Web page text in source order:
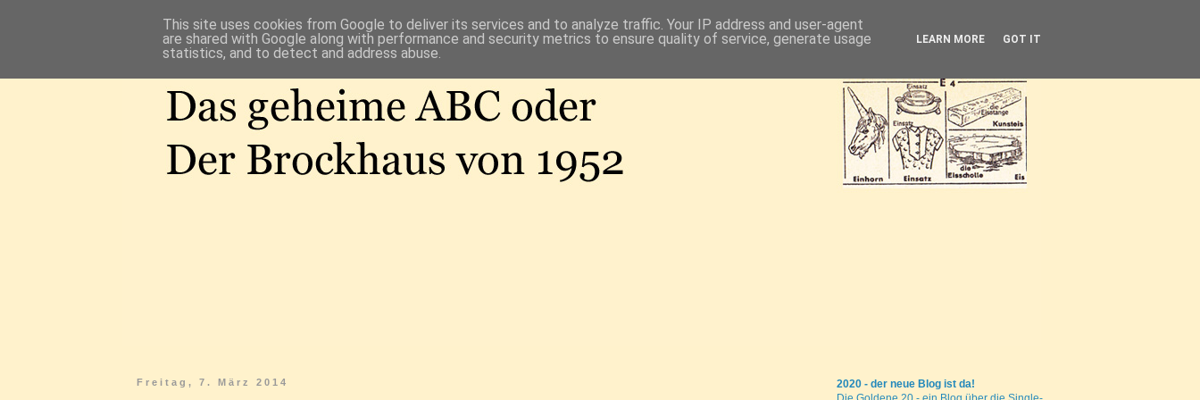
Freitag, 7. März 2014
2020 - der neue Blog ist da!
This site uses cookies from Google to deliver its services and to analyze traffic. Your IP address and user-agent
are shared with Google along with performance and security metrics to ensure quality of service, generate usage
statistics, and to detect and address abuse.
LEARN MORE GOT IT